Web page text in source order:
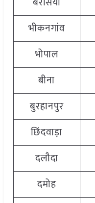
भीकनगांव
भोपाल
बीना
बुरहानपुर
छिंदवाड़ा
दलौदा
दमोह